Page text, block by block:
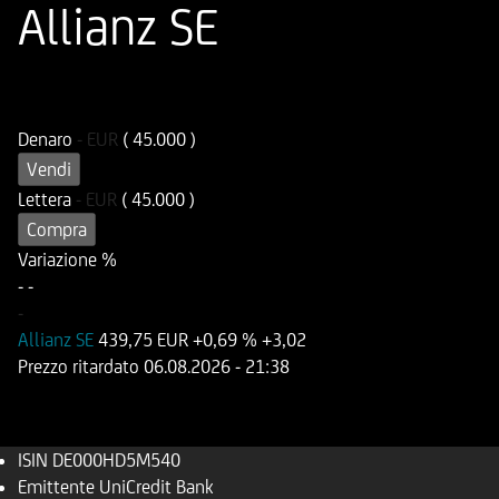
Allianz SE
Denaro - EUR ( 45.000 )
Vendi
Lettera - EUR ( 45.000 )
Compra
Variazione %
- -
-
Allianz SE 439,75 EUR +0,69 % +3,02
Prezzo ritardato 06.08.2026 - 21:38
ISIN DE000HD5M540
Emittente UniCredit Bank